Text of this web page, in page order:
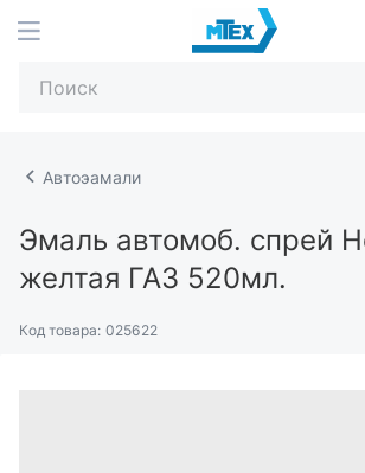
Автоэамали
Эмаль автомоб. спрей
желтая ГАЗ 520мл.
Код товара: 025622